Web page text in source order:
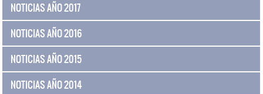
NOTICIAS AÑO 2017
NOTICIAS AÑO 2016
NOTICIAS AÑO 2015
NOTICIAS AÑO 2014